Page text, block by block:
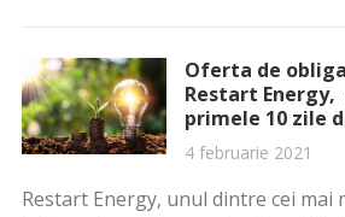
Oferta de
Restart Energy,
primele 10 zile
4 februarie 2021
Restart Energy, unul dintre cei mai